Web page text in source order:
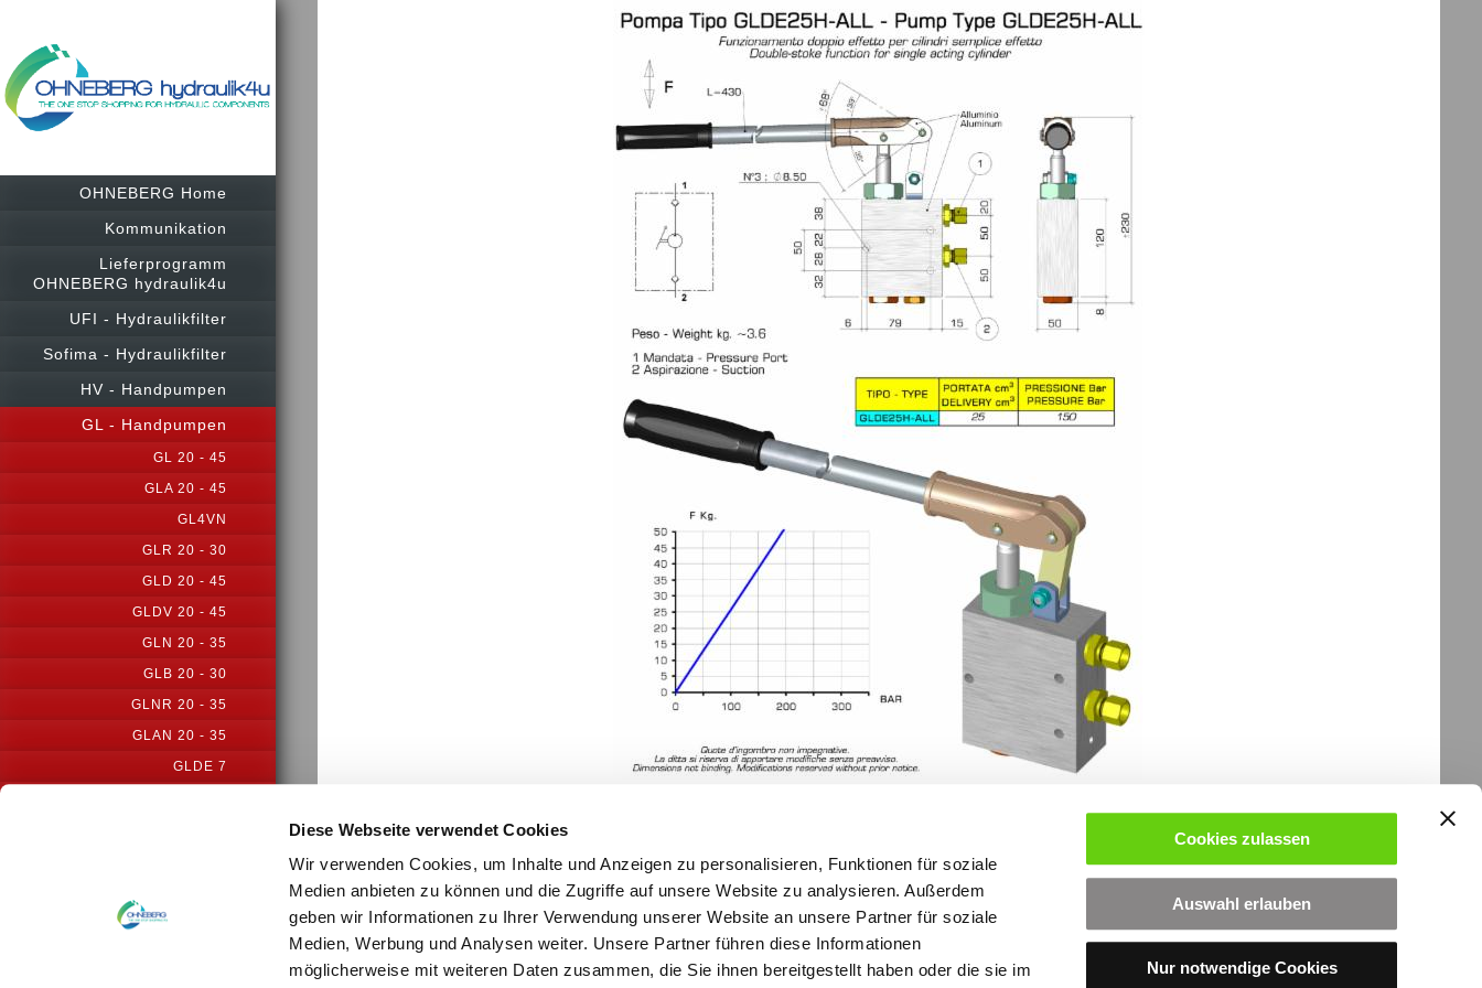
Diese Webseite verwendet Cookies
Wir verwenden Cookies, um Inhalte und Anzeigen zu personalisieren, Funktionen für soziale
Medien anbieten zu können und die Zugriffe auf unsere Website zu analysieren. Außerdem
geben wir Informationen zu Ihrer Verwendung unserer Website an unsere Partner für soziale
Medien, Werbung und Analysen weiter. Unsere Partner führen diese Informationen
möglicherweise mit weiteren Daten zusammen, die Sie ihnen bereitgestellt haben oder die sie im
Cookies zulassen
Auswahl erlauben
Nur notwendige Cookies
OHNEBERG Home
Kommunikation
Lieferprogramm
OHNEBERG hydraulik4u
UFI - Hydraulikfilter
Sofima - Hydraulikfilter
HV - Handpumpen
GL - Handpumpen
GL 20 - 45
GLA 20 - 45
GL4VN
GLR 20 - 30
GLD 20 - 45
GLDV 20 - 45
GLN 20 - 35
GLB 20 - 30
GLNR 20 - 35
GLAN 20 - 35
GLDE 7
GLS25-S1-VM
© by hydraulik4u - ÄNDERUNGEN VORBEHALTEN - MODIFICATIONS RESERVED
WITHOUT PRIOR NOTICE